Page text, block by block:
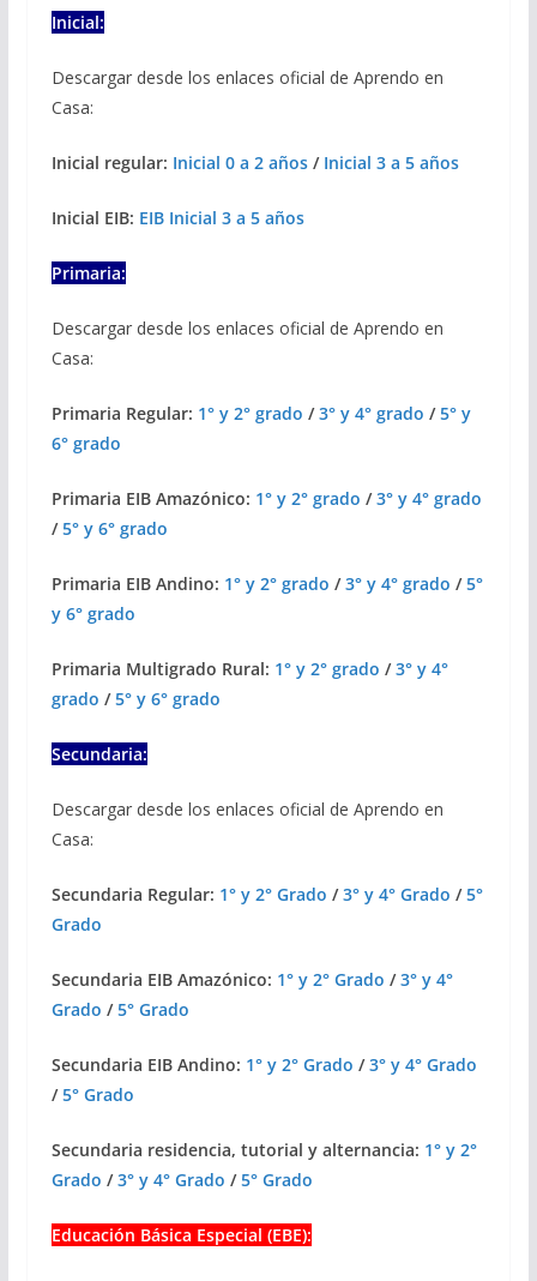
Inicial:
Descargar desde los enlaces oficial de Aprendo en
Casa:
Inicial regular: Inicial 0 a 2 años/ Inicial 3 a 5 años
Inicial EIB: EIB Inicial 3 a 5 años
Primaria:
Descargar desde los enlaces oficial de Aprendo en
Casa:
Primaria Regular: 1° y 2° grado /3° y 4° grado /5° y
6° grado
Primaria EIB Amazónico: 1° y 2° grado /3° y 4° grado
/5° y 6° grado
Primaria EIB Andino: 1° y 2° grado /3° y 4° grado /5°
y 6° grado
Primaria Multigrado Rural: 1° y 2° grado /3° y 4°
grado /5° y 6° grado
Secundaria:
Descargar desde los enlaces oficial de Aprendo en
Casa:
Secundaria Regular: 1° y 2° Grado /3° y 4° Grado /5°
Grado
Secundaria EIB Amazónico: 1° y 2° Grado /3° y 4°
Grado /5° Grado
Secundaria EIB Andino: 1° y 2° Grado /3° y 4° Grado
/5° Grado
Secundaria residencia, tutorial y alternancia: 1° y 2°
Grado /3° y 4° Grado /5° Grado
Educación Básica Especial (EBE):